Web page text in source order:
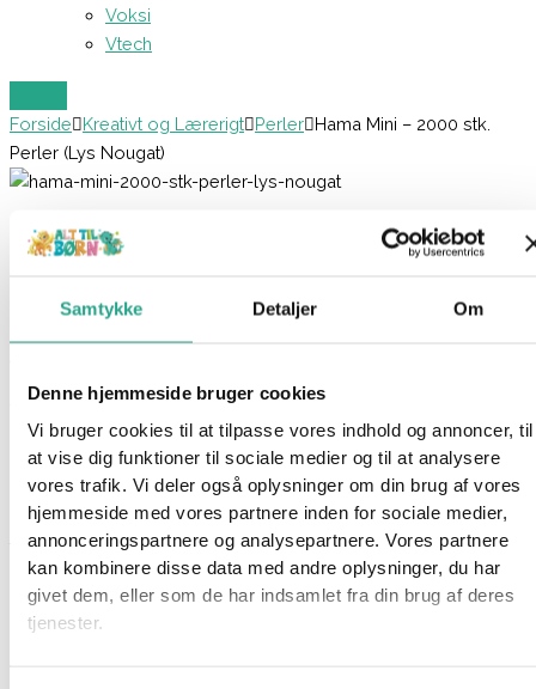
Samtykke Detaljer Om
Denne hjemmeside bruger cookies
Vi bruger cookies til at tilpasse vores indhold og annoncer, til
at vise dig funktioner til sociale medier og til at analysere
vores trafik. Vi deler også oplysninger om din brug af vores
hjemmeside med vores partnere inden for sociale medier,
annonceringspartnere og analysepartnere. Vores partnere
kan kombinere disse data med andre oplysninger, du har
givet dem, eller som de har indsamlet fra din brug af deres
tjenester.
Voksi
Vtech
Forside Kreativt og Lærerigt Perler Hama Mini – 2000 stk.
Perler (Lys Nougat)
Hama Mini – 2000 stk. Perler (Lys Nougat)
Ikke på lager
Mærker,Perler
Beskrivelse
Spørg om produktet
Denne pose fra Hama indeholder intet mindre end 2000 perler i
farven: Lys nougat.
Hama mini er små perler til børn over 10 år. Perlerne måler 2,5
mm.